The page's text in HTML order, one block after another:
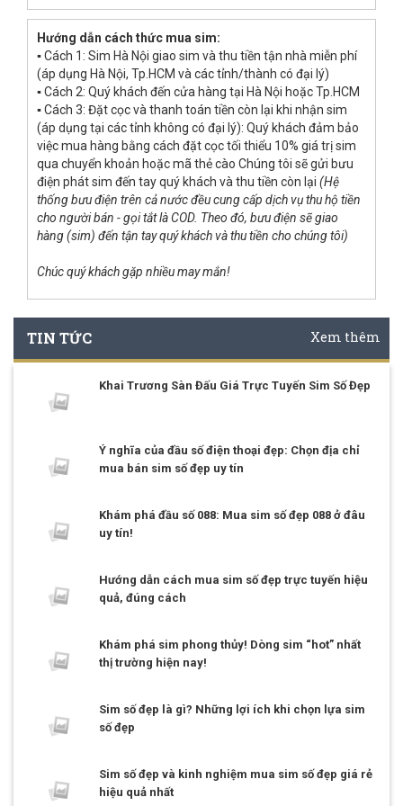
Hướng dẫn cách thức mua sim:
▪ Cách 1: Sim Hà Nội giao sim và thu tiền tận nhà miễn phí
(áp dụng Hà Nội, Tp.HCM và các tỉnh/thành có đại lý)
▪ Cách 2: Quý khách đến cửa hàng tại Hà Nội hoặc Tp.HCM
▪ Cách 3: Đặt cọc và thanh toán tiền còn lại khi nhận sim
(áp dụng tại các tỉnh không có đại lý): Quý khách đảm bảo
việc mua hàng bằng cách đặt cọc tối thiểu 10% giá trị sim
qua chuyển khoản hoặc mã thẻ cào Chúng tôi sẽ gửi bưu
điện phát sim đến tay quý khách và thu tiền còn lại (Hệ
thống bưu điện trên cả nước đều cung cấp dịch vụ thu hộ tiền
cho người bán - gọi tắt là COD. Theo đó, bưu điện sẽ giao
hàng (sim) đến tận tay quý khách và thu tiền cho chúng tôi)
Chúc quý khách gặp nhiều may mắn!
TIN TỨC Xem thêm
Khai Trương Sàn Đấu Giá Trực Tuyến Sim Số Đẹp
Ý nghĩa của đầu số điện thoại đẹp: Chọn địa chỉ
mua bán sim số đẹp uy tín
Khám phá đầu số 088: Mua sim số đẹp 088 ở đâu
uy tín!
Hướng dẫn cách mua sim số đẹp trực tuyến hiệu
quả, đúng cách
Khám phá sim phong thủy! Dòng sim “hot” nhất
thị trường hiện nay!
Sim số đẹp là gì? Những lợi ích khi chọn lựa sim
số đẹp
Sim số đẹp và kinh nghiệm mua sim số đẹp giá rẻ
hiệu quả nhất